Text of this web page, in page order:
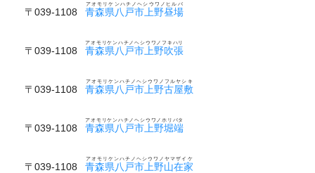
〒039-1108 青森県八戸市上野昼場
アオモリケンハチノヘシウワノヒルバ
〒039-1108 青森県八戸市上野吹張
アオモリケンハチノヘシウワノフキハリ
〒039-1108 青森県八戸市上野古屋敷
アオモリケンハチノヘシウワノフルヤシキ
〒039-1108 青森県八戸市上野堀端
アオモリケンハチノヘシウワノホリバタ
〒039-1108 青森県八戸市上野山在家
アオモリケンハチノヘシウワノヤマザイケ